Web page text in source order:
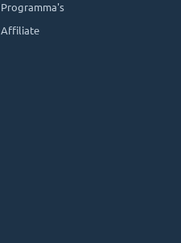
Programma's
Affiliate